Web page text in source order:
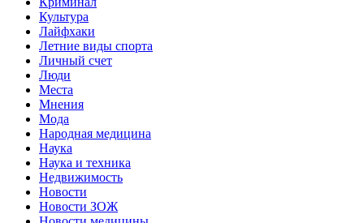
Культура
Лайфхаки
Летние виды спорта
Личный счет
Люди
Места
Мнения
Мода
Народная медицина
Наука
Наука и техника
Недвижимость
Новости
Новости ЗОЖ